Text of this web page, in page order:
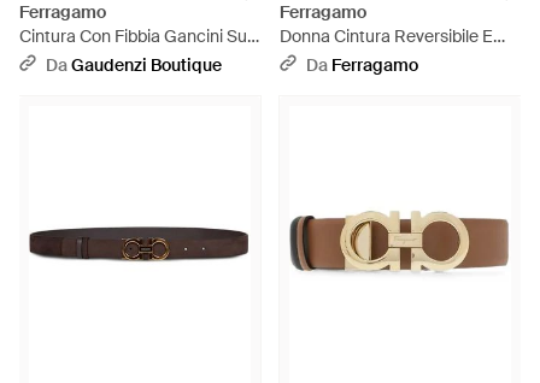
Ferragamo
Cintura Con Fibbia Gancini Sul
Fronte - Bianco
DaGaudenzi Boutique
Ferragamo
Donna Cintura Reversibile E
Regolabile Gancini - Marrone
Da Ferragamo